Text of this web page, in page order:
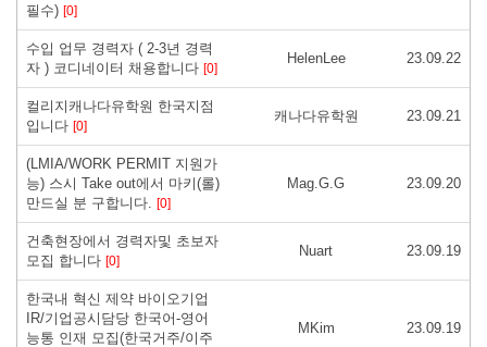
필수) [0]
수입 업무 경력자 ( 2-3년 경력
자 ) 코디네이터 채용합니다 [0]
HelenLee 23.09.22
컬리지캐나다유학원 한국지점
입니다 [0]
캐나다유학원 23.09.21
(LMIA/WORK PERMIT 지원가
능) 스시 Take out에서 마키(롤)
만드실 분 구합니다. [0]
Mag.G.G 23.09.20
건축현장에서 경력자및 초보자
모집 합니다 [0]
Nuart 23.09.19
한국내 혁신 제약 바이오기업
IR/기업공시담당 한국어-영어
능통 인재 모집(한국거주/이주
MKim 23.09.19